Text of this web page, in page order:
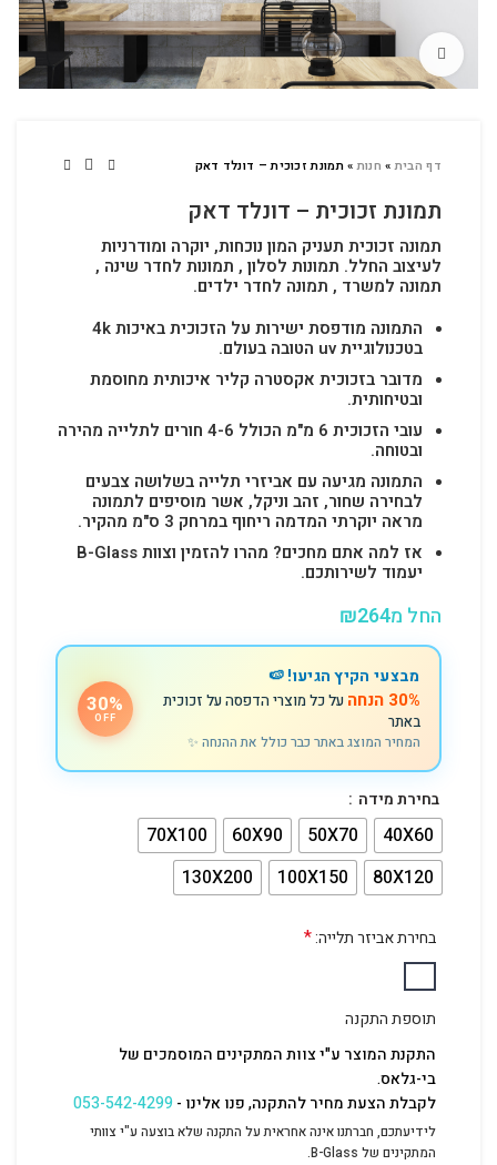
לחץ להגדלה
דף הבית» חנות»תמונת זכוכית – דונלד דאק
תמונת זכוכית – דונלד דאק
תמונה זכוכית תעניק המון נוכחות, יוקרה ומודרניות
לעיצוב החלל. תמונות לסלון , תמונות לחדר שינה ,
תמונה למשרד , תמונה לחדר ילדים.
התמונה מודפסת ישירות על הזכוכית באיכות 4k
בטכנולוגיית uv הטובה בעולם.
מדובר בזכוכית אקסטרה קליר איכותית מחוסמת
ובטיחותית.
עובי הזכוכית 6 מ"מ הכולל 4-6 חורים לתלייה מהירה
ובטוחה.
התמונה מגיעה עם אביזרי תלייה בשלושה צבעים
לבחירה שחור, זהב וניקל, אשר מוסיפים לתמונה
מראה יוקרתי המדמה ריחוף במרחק 3 ס"מ מהקיר.
אז למה אתם מחכים? מהרו להזמין וצוות B-Glass
יעמוד לשירותכם.
החל מ ₪264
מבצעי הקיץ הגיעו! 🍉
30% הנחה
על כל מוצרי הדפסה על זכוכית
באתר
המחיר המוצג באתר כבר כולל את ההנחה ✨
30%
OFF
בחירת מידה
40X60
50X70
60X90
70X100
80X120
100X150
130X200
בחירת אביזר תלייה:*
תוספת התקנה
התקנת המוצר ע"י צוות המתקינים המוסמכים של
בי-גלאס.
לקבלת הצעת מחיר להתקנה, פנו אלינו -053-542-4299
לידיעתכם, חברתנו אינה אחראית על התקנה שלא בוצעה ע"י צוותי
המתקינים של B-Glass.